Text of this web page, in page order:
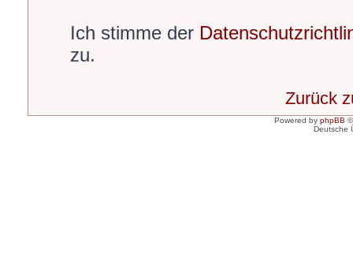
Ich stimme der
zu.
Zurück
Powered by phpBB
Deutsche